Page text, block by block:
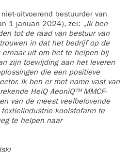
uitvoerend bestuurder van
1 januari 2024), zei: „Ik ben
tot de raad van bestuur van
in dat het bedrijf op de
uit om het te helpen bij
zijn toewijding aan het leveren
die een positieve
Ik ben er met name vast van
HeiQ AeoniQ™ MMCF-
van de meest veelbelovende
koolstofarm te
te helpen naar